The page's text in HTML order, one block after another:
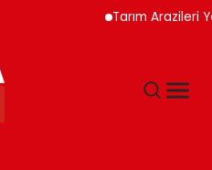
Tarım Arazileri Yeni